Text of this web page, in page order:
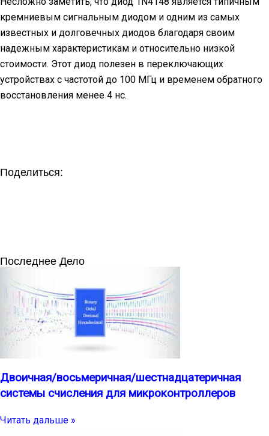
кремниевым сигнальным диодом и одним из самых
известных и долговечных диодов благодаря своим
надежным характеристикам и относительно низкой
стоимости. Этот диод полезен в переключающих
устройствах с частотой до 100 МГц и временем обратного
восстановления менее 4 нс.
Поделиться:
Последнее Дело
Двоичная/восьмеричная/шестнадцатеричная
системы счисления для микроконтроллеров
Читать дальше »